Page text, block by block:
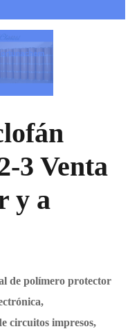
3 Venta
y a
de polímero protector
circuitos impresos,